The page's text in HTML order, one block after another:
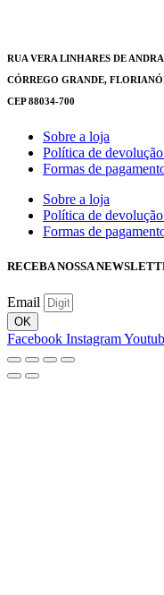
RUA VERA LINHARES DE
CÓRREGO GRANDE,
CEP 88034-700
Sobre a loja
Política de
Formas de
Sobre a loja
Política de
Formas de
RECEBA NOSSA
Email
OK
Facebook Instagram